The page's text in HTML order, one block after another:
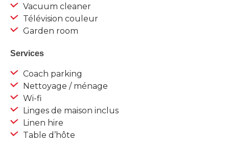
Vacuum cleaner
Télévision couleur
Garden room
Services
Coach parking
Nettoyage / ménage
Wi-fi
Linges de maison inclus
Linen hire
Table d’hôte